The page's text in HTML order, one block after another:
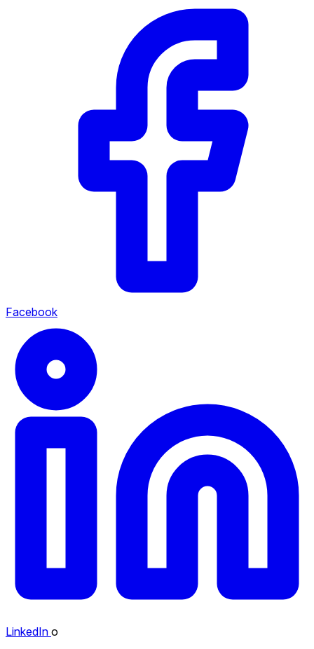
Facebook
LinkedIn o